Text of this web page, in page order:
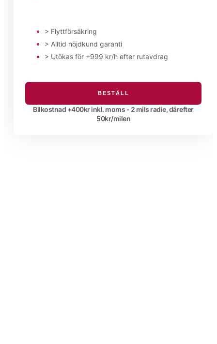
> Flyttförsäkring
> Alltid nöjdkund garanti
> Utökas för +999 kr/h efter rutavdrag
BESTÄLL
Bilkostnad +400kr inkl. moms - 2 mils radie, därefter
50kr/milen